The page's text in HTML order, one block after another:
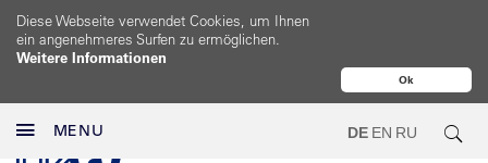
Ok
Diese Webseite verwendet Cookies, um Ihnen
ein angenehmeres Surfen zu ermöglichen.
Weitere Informationen
MENU DE EN RU